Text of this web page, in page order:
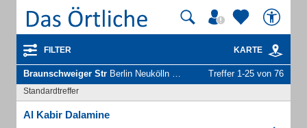
FILTER KARTE
Braunschweiger Str Berlin Neukölln - Unternehmen und Personen Treffer 1-25 von 76
Standardtreffer
Al Kabir Dalamine